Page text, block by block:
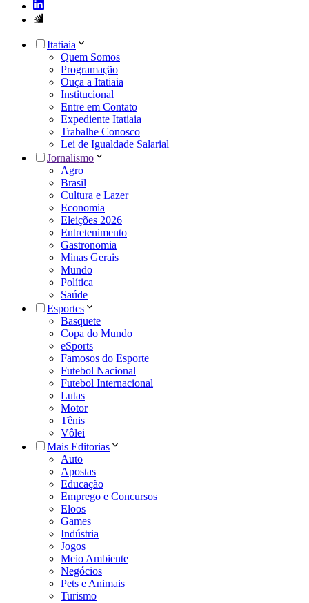
Itatiaia
Quem Somos
Programação
Ouça a Itatiaia
Institucional
Entre em Contato
Expediente Itatiaia
Trabalhe Conosco
Lei de Igualdade Salarial
Jornalismo
Agro
Brasil
Cultura e Lazer
Economia
Eleições 2026
Entretenimento
Gastronomia
Minas Gerais
Mundo
Política
Saúde
Esportes
Basquete
Copa do Mundo
eSports
Famosos do Esporte
Futebol Nacional
Futebol Internacional
Lutas
Motor
Tênis
Vôlei
Mais Editorias
Auto
Apostas
Educação
Emprego e Concursos
Eloos
Games
Indústria
Jogos
Meio Ambiente
Negócios
Pets e Animais
Turismo